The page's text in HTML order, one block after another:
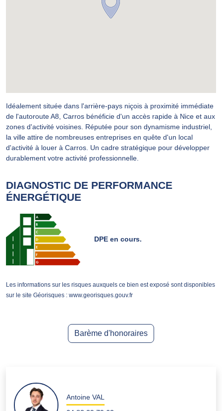
Idéalement située dans l'arrière-pays niçois à proximité immédiate
de l'autoroute A8, Carros bénéficie d'un accès rapide à Nice et aux
zones d'activité voisines. Réputée pour son dynamisme industriel,
la ville attire de nombreuses entreprises en quête d'un local
d'activité à louer à Carros. Un cadre stratégique pour développer
durablement votre activité professionnelle.
DIAGNOSTIC DE PERFORMANCE
ÉNERGÉTIQUE
DPE en cours.
Les informations sur les risques auxquels ce bien est exposé sont disponibles
sur le site Géorisques : www.georisques.gouv.fr
Barème d'honoraires
Antoine VAL